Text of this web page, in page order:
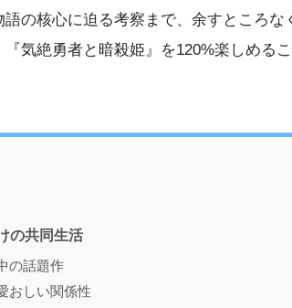
の核心に迫る考察まで、余すところな
気絶勇者と暗殺姫』を120%楽しめるこ
の共同生活
の話題作
おしい関係性